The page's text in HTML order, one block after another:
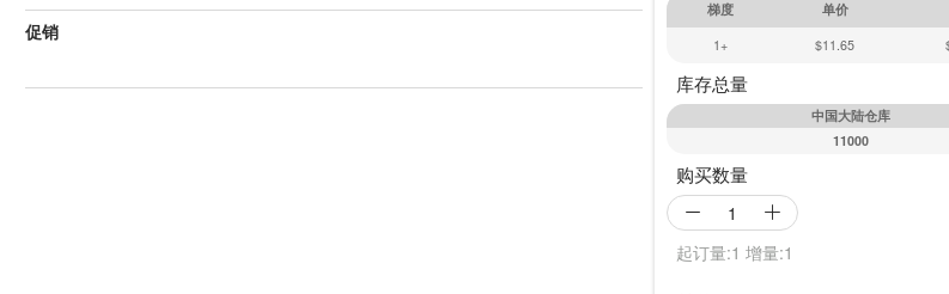
促销
梯度
单价
1+
$11.65
库存总量
中国大陆仓库
11000
购买数量
起订量:1 增量:1